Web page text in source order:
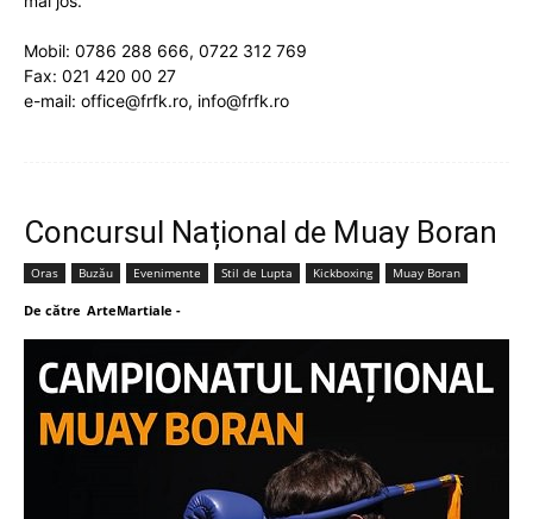
Mobil: 0786 288 666, 0722 312 769
Fax: 021 420 00 27
e-mail: office@frfk.ro, info@frfk.ro
Concursul Național de Muay Boran
Oras Buzău Evenimente Stil de Lupta Kickboxing Muay Boran
De către ArteMartiale -